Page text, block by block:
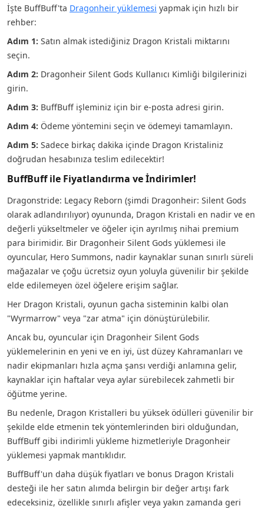
İşte BuffBuff'ta Dragonheir yüklemesi yapmak için hızlı bir
rehber:
Adım 1: Satın almak istediğiniz Dragon Kristali miktarını
seçin.
Adım 2: Dragonheir Silent Gods Kullanıcı Kimliği bilgilerinizi
girin.
Adım 3: BuffBuff işleminiz için bir e-posta adresi girin.
Adım 4: Ödeme yöntemini seçin ve ödemeyi tamamlayın.
Adım 5: Sadece birkaç dakika içinde Dragon Kristaliniz
doğrudan hesabınıza teslim edilecektir!
BuffBuff ile Fiyatlandırma ve İndirimler!
Dragonstride: Legacy Reborn (şimdi Dragonheir: Silent Gods
olarak adlandırılıyor) oyununda, Dragon Kristali en nadir ve en
değerli yükseltmeler ve öğeler için ayrılmış nihai premium
para birimidir. Bir Dragonheir Silent Gods yüklemesi ile
oyuncular, Hero Summons, nadir kaynaklar sunan sınırlı süreli
mağazalar ve çoğu ücretsiz oyun yoluyla güvenilir bir şekilde
elde edilemeyen özel öğelere erişim sağlar.
Her Dragon Kristali, oyunun gacha sisteminin kalbi olan
"Wyrmarrow" veya "zar atma" için dönüştürülebilir.
Ancak bu, oyuncular için Dragonheir Silent Gods
yüklemelerinin en yeni ve en iyi, üst düzey Kahramanları ve
nadir ekipmanları hızla açma şansı verdiği anlamına gelir,
kaynaklar için haftalar veya aylar sürebilecek zahmetli bir
öğütme yerine.
Bu nedenle, Dragon Kristalleri bu yüksek ödülleri güvenilir bir
şekilde elde etmenin tek yöntemlerinden biri olduğundan,
BuffBuff gibi indirimli yükleme hizmetleriyle Dragonheir
yüklemesi yapmak mantıklıdır.
BuffBuff'un daha düşük fiyatları ve bonus Dragon Kristali
desteği ile her satın alımda belirgin bir değer artışı fark
edeceksiniz, özellikle sınırlı afişler veya yakın zamanda geri